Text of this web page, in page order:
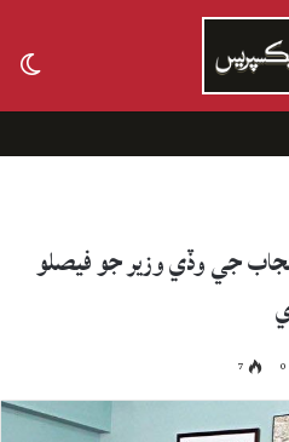
جي وڏي وزير جو فيصلو
0
7